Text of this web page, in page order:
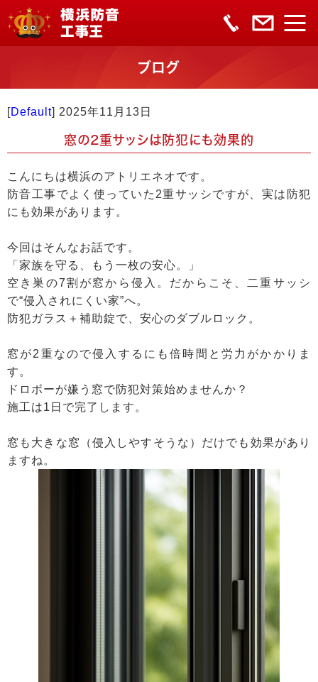
ブログ
[Default] 2025年11月13日
窓の2重サッシは防犯にも効果的
こんにちは横浜のアトリエネオです。
防音工事でよく使っていた2重サッシですが、実は防犯
にも効果があります。
今回はそんなお話です。
「家族を守る、もう一枚の安心。」
空き巣の7割が窓から侵入。だからこそ、二重サッシ
で“侵入されにくい家”へ。
防犯ガラス＋補助錠で、安心のダブルロック。
窓が2重なので侵入するにも倍時間と労力がかかりま
す。
ドロボーが嫌う窓で防犯対策始めませんか？
施工は1日で完了します。
窓も大きな窓（侵入しやすそうな）だけでも効果があり
ますね。